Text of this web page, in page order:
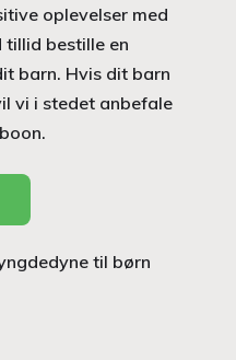
oplevelser med
tillid bestille en
barn. Hvis dit barn
vi i stedet anbefale
til børn